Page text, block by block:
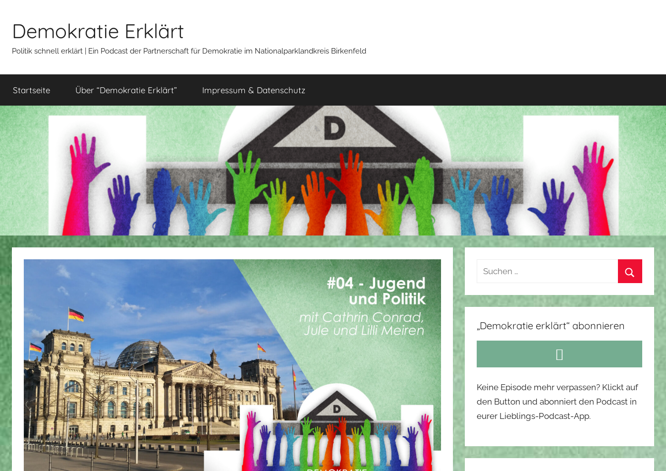
springen
Demokratie Erklärt
Politik schnell erklärt | Ein Podcast der Partnerschaft für Demokratie im Nationalparklandkreis Birkenfeld
Startseite Über “Demokratie Erklärt” Impressum & Datenschutz
Suchen
Suchen
„Demokratie erklärt“ abonnieren
Keine Episode mehr verpassen? Klickt auf
den Button und abonniert den Podcast in
eurer Lieblings-Podcast-App.